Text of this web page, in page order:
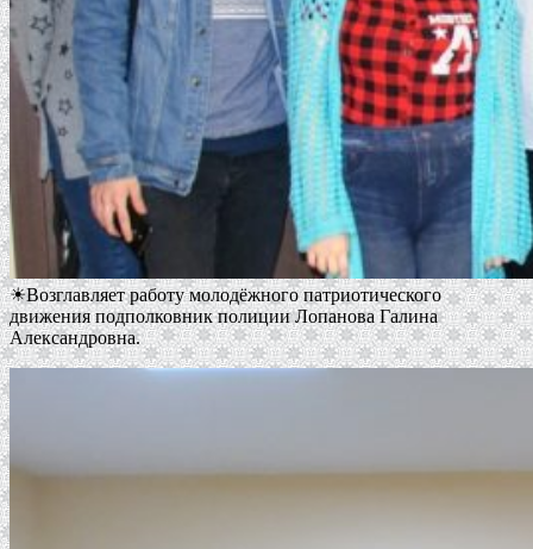
☀Возглавляет работу молодёжного патриотического
движения подполковник полиции Лопанова Галина
Александровна.